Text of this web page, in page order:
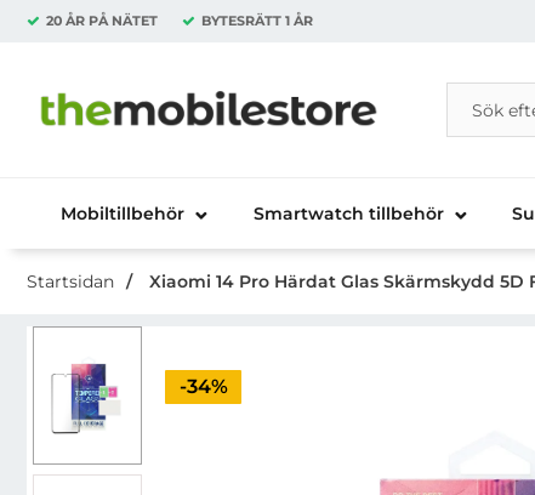
20 ÅR PÅ NÄTET BYTESRÄTT 1 ÅR
Startsidan för Danira Telecom AB
Sök
Sök på
Mobiltillbehör Smartwatch tillbehör
Startsidan Xiaomi 14 Pro Härdat Glas Skärmskydd 5D
Priset är nedsatt med
-34%